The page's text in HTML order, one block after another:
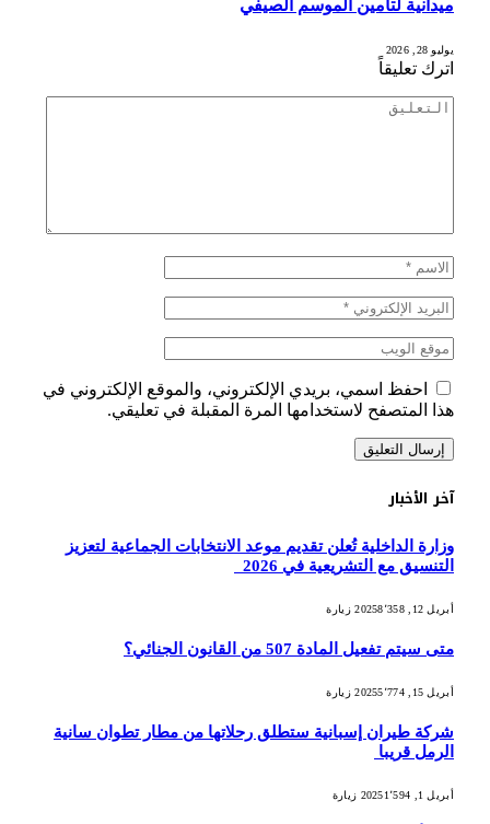
ميدانية لتأمين الموسم الصيفي
يوليو 28, 2026
اترك تعليقاً
احفظ اسمي، بريدي الإلكتروني، والموقع الإلكتروني في
هذا المتصفح لاستخدامها المرة المقبلة في تعليقي.
آخر الأخبار
وزارة الداخلية تُعلن تقديم موعد الانتخابات الجماعية لتعزيز
التنسيق مع التشريعية في 2026
أبريل 12, 2025 8٬358 زيارة
متى سيتم تفعيل المادة 507 من القانون الجنائي؟
أبريل 15, 2025 5٬774 زيارة
شركة طيران إسبانية ستطلق رحلاتها من مطار تطوان سانية
الرمل قريبا
أبريل 1, 2025 1٬594 زيارة